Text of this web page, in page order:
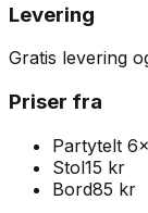
Levering
Gratis levering
Priser fra
Partytelt
Stol15 kr
Bord85 kr